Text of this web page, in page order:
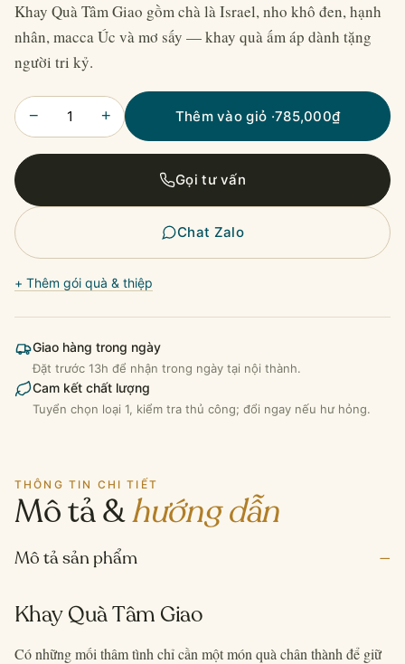
Khay Quà Tâm Giao gồm chà là Israel, nho khô đen, hạnh
nhân, macca Úc và mơ sấy — khay quà ấm áp dành tặng
người tri kỷ.
− + Thêm vào giỏ ·785,000₫
Gọi tư vấn
Chat Zalo
+ Thêm gói quà & thiệp
Giao hàng trong ngày
Đặt trước 13h để nhận trong ngày tại nội thành.
Cam kết chất lượng
Tuyển chọn loại 1, kiểm tra thủ công; đổi ngay nếu hư hỏng.
THÔNG TIN CHI TIẾT
Mô tả &hướng dẫn
Mô tả sản phẩm
–
Khay Quà Tâm Giao
Có những mối thâm tình chỉ cần một món quà chân thành để giữ